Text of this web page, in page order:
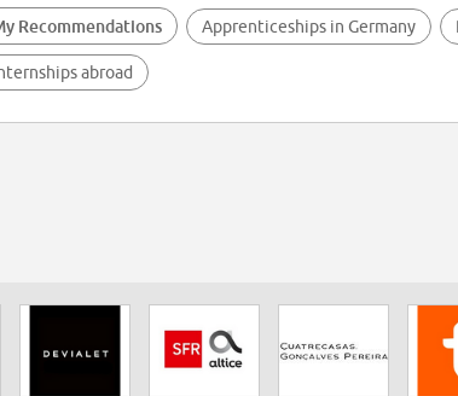
Recommendations Apprenticeships in Germany
abroad